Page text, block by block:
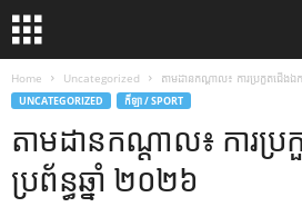
Home Uncategorized តាមដានកណ្តាល៖ ការប្រកួតជើងឯ
UNCATEGORIZED កីឡា / SPORT
តាមដានកណ្តាល៖ ការប្
ប្រព័ន្ធឆ្នាំ ២០២៦